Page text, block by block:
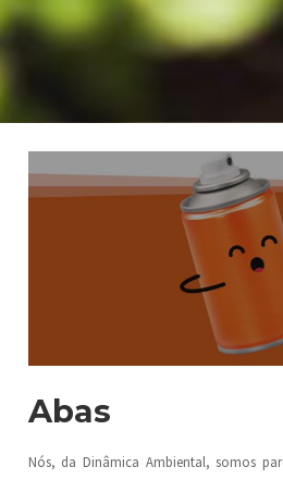
Abas
Nós, da Dinâmica Ambiental, somos